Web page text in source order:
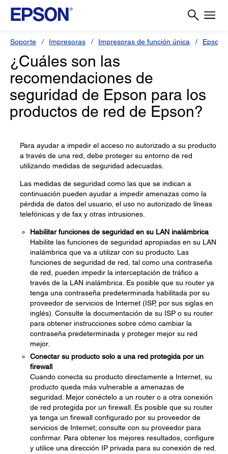
Soporte Impresoras Impresoras de función única Epson
¿Cuáles son las
recomendaciones de
seguridad de Epson para los
productos de red de Epson?
Para ayudar a impedir el acceso no autorizado a su producto
a través de una red, debe proteger su entorno de red
utilizando medidas de seguridad adecuadas.
Las medidas de seguridad como las que se indican a
continuación pueden ayudar a impedir amenazas como la
pérdida de datos del usuario, el uso no autorizado de líneas
telefónicas y de fax y otras intrusiones.
Habilitar funciones de seguridad en su LAN inalámbrica
Habilite las funciones de seguridad apropiadas en su LAN
inalámbrica que va a utilizar con su producto. Las
funciones de seguridad de red, tal como una contraseña
de red, pueden impedir la interceptación de tráfico a
través de la LAN inalámbrica. Es posible que su router ya
tenga una contraseña predeterminada habilitada por su
proveedor de servicios de Internet (ISP, por sus siglas en
inglés). Consulte la documentación de su ISP o su router
para obtener instrucciones sobre cómo cambiar la
contraseña predeterminada y proteger mejor su red
mejor.
Conectar su producto solo a una red protegida por un
firewall
Cuando conecta su producto directamente a Internet, su
producto queda más vulnerable a amenazas de
seguridad. Mejor conéctelo a un router o a otra conexión
de red protegida por un firewall. Es posible que su router
ya tenga un firewall configurado por su proveedor de
servicios de Internet; consulte con su proveedor para
confirmar. Para obtener los mejores resultados, configure
y utilice una dirección IP privada para su conexión de red.